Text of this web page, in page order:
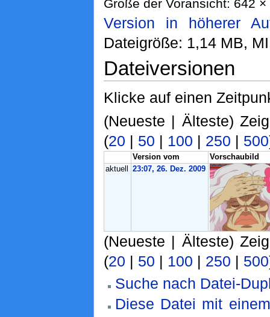
Größe der Voransicht: 642
Version in höherer
Dateigröße: 1,14 MB,
Dateiversionen
Klicke auf einen
(Neueste | Älteste)
(20 | 50 | 100 | 250 | 500
Version vom
Vorschaubild
aktuell
23:07, 26. Dez. 2009
(Neueste | Älteste)
(20 | 50 | 100 | 250 | 500
Suche nach Datei-
Diese Datei mit